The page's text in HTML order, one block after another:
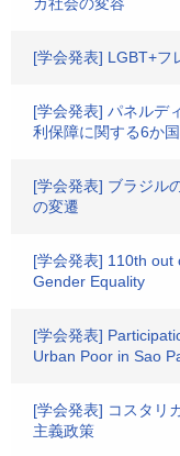
[学会発表] LGBT+フ
[学会発表] パネルデ
利保障に関する6か
[学会発表] ブラジル
の変遷
[学会発表] 110th
Gender Equality
[学会発表]
Urban Poor in Sao
[学会発表] コスタリ
主義政策